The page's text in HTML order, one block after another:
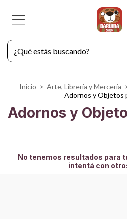
Inicio > Arte, Librería y Mercería
Adornos y Objetos
Adornos y
No tenemos resultados para
intentá con